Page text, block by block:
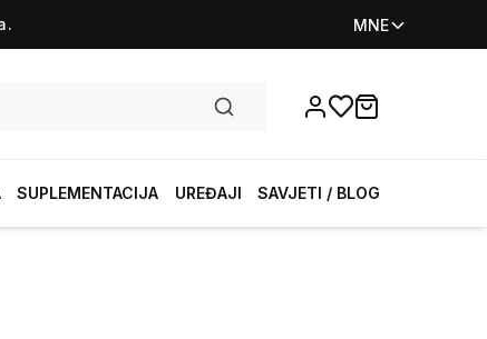
MNE
Favorites
items in cart,
SUPLEMENTACIJA UREĐAJI SAVJETI / BLOG